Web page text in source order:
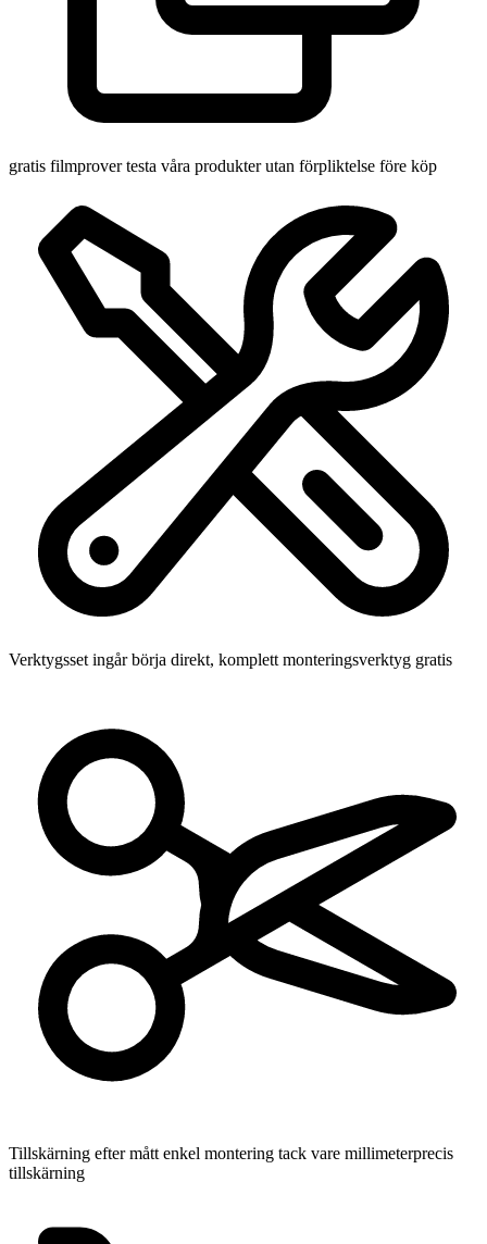
gratis filmprover testa våra produkter utan förpliktelse före köp
Verktygsset ingår börja direkt, komplett monteringsverktyg gratis
Tillskärning efter mått enkel montering tack vare millimeterprecis
tillskärning